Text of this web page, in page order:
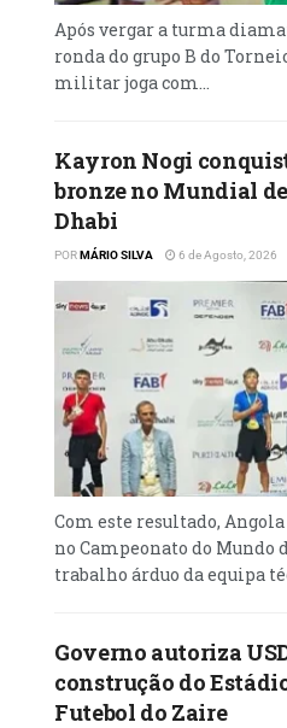
Após vergar a turma
ronda do grupo B do
militar joga com...
Kayron Nogi
bronze no Mundial
Dhabi
PORMÁRIO SILVA 6 de Agosto, 2026
Com este resultado,
no Campeonato do Mundo
trabalho árduo da equipa
Governo autoriza
construção do
Futebol do Zaire